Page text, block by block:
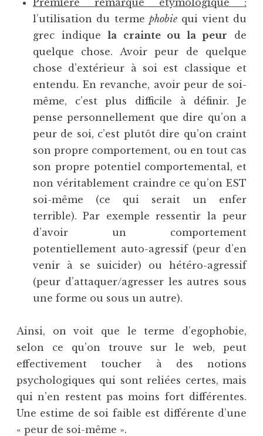
l’utilisation du terme phobie qui vient du
grec indiquela crainte ou la peur de
quelque chose. Avoir peur de quelque
chose d’extérieur à soi est classique et
entendu. En revanche, avoir peur de soi-
même, c’est plus difficile à définir. Je
pense personnellement que dire qu’on a
peur de soi, c’est plutôt dire qu’on craint
son propre comportement, ou en tout cas
son propre potentiel comportemental, et
non véritablement craindre ce qu’on EST
soi-même (ce qui serait un enfer
terrible). Par exemple ressentir la peur
d’avoir un comportement
potentiellement auto-agressif (peur d’en
venir à se suicider) ou hétéro-agressif
(peur d’attaquer/agresser les autres sous
une forme ou sous un autre).
Ainsi, on voit que le terme d’egophobie,
selon ce qu’on trouve sur le web, peut
effectivement toucher à des notions
psychologiques qui sont reliées certes, mais
qui n’en restent pas moins fort différentes.
Une estime de soi faible est différente d’une
« peur de soi-même ».